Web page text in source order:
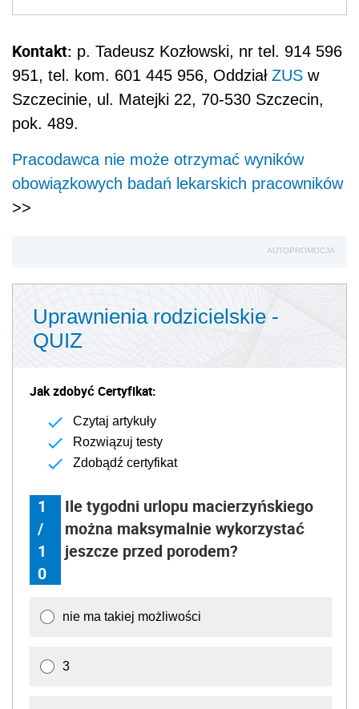
Kontakt: p. Tadeusz Kozłowski, nr tel. 914 596
951, tel. kom. 601 445 956, Oddział ZUS w
Szczecinie, ul. Matejki 22, 70-530 Szczecin,
pok. 489.
Pracodawca nie może otrzymać wyników
obowiązkowych badań lekarskich pracowników
>>
AUTOPROMOCJA
Uprawnienia rodzicielskie -
QUIZ
Jak zdobyć Certyfikat:
Czytaj artykuły
Rozwiązuj testy
Zdobądź certyfikat
1
/
1
0
Ile tygodni urlopu macierzyńskiego
można maksymalnie wykorzystać
jeszcze przed porodem?
nie ma takiej możliwości
3